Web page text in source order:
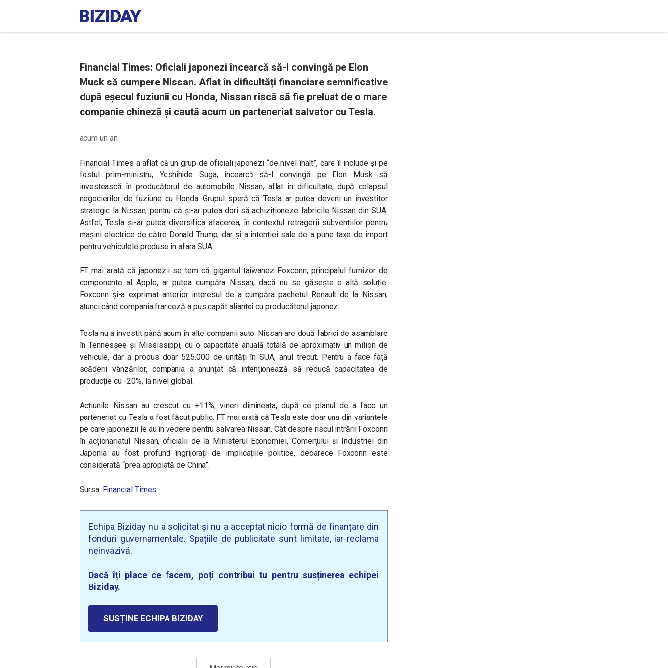
Financial Times: Oficiali japonezi încearcă să-l convingă pe Elon
Musk să cumpere Nissan. Aflat în dificultăți financiare semnificative
după eșecul fuziunii cu Honda, Nissan riscă să fie preluat de o mare
companie chineză și caută acum un parteneriat salvator cu Tesla.
acum un an
Financial Times a aflat că un grup de oficiali japonezi “de nivel înalt”, care îl include și pe
fostul prim-ministru, Yoshihide Suga, încearcă să-l convingă pe Elon Musk să
investească în producătorul de automobile Nissan, aflat în dificultate, după colapsul
negocierilor de fuziune cu Honda. Grupul speră că Tesla ar putea deveni un investitor
strategic la Nissan, pentru că și-ar putea dori să achiziționeze fabricile Nissan din SUA.
Astfel, Tesla și-ar putea diversifica afacerea, în contextul retragerii subvențiilor pentru
mașini electrice de către Donald Trump, dar și a intenției sale de a pune taxe de import
pentru vehiculele produse în afara SUA.
FT mai arată că japonezii se tem că gigantul taiwanez Foxconn, principalul furnizor de
componente al Apple, ar putea cumpăra Nissan, dacă nu se găsește o altă soluție.
Foxconn și-a exprimat anterior interesul de a cumpăra pachetul Renault de la Nissan,
atunci când compania franceză a pus capăt alianței cu producătorul japonez.
Tesla nu a investit până acum în alte companii auto. Nissan are două fabrici de asamblare
în Tennessee și Mississippi, cu o capacitate anuală totală de aproximativ un milion de
vehicule, dar a produs doar 525.000 de unități în SUA, anul trecut. Pentru a face față
scăderii vânzărilor, compania a anunțat că intenționează să reducă capacitatea de
producție cu -20%, la nivel global.
Acțiunile Nissan au crescut cu +11%, vineri dimineața, după ce planul de a face un
parteneriat cu Tesla a fost făcut public. FT mai arată că Tesla este doar una din variantele
pe care japonezii le au în vedere pentru salvarea Nissan. Cât despre riscul intrării Foxconn
în acționariatul Nissan, oficialii de la Ministerul Economiei, Comerțului și Industriei din
Japonia au fost profund îngrijorați de implicațiile politice, deoarece Foxconn este
considerată “prea apropiată de China”.
Sursa: Financial Times
Echipa Biziday nu a solicitat și nu a acceptat nicio formă de finanțare din
fonduri guvernamentale. Spațiile de publicitate sunt limitate, iar reclama
neinvazivă.
Dacă îți place ce facem, poți contribui tu pentru susținerea echipei
Biziday.
SUSȚINE ECHIPA BIZIDAY